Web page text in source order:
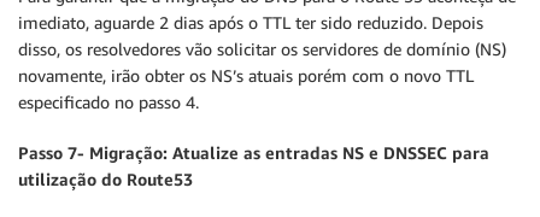
imediato, aguarde 2 dias após o TTL ter sido reduzido. Depois
disso, os resolvedores vão solicitar os servidores de domínio (NS)
novamente, irão obter os NS’s atuais porém com o novo TTL
especificado no passo 4.
Passo 7- Migração: Atualize as entradas NS e DNSSEC para
utilização do Route53